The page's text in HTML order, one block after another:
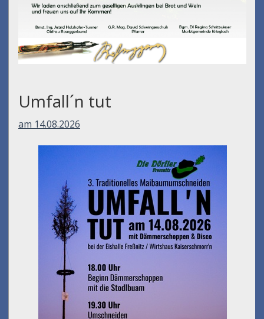
Umfall´n tut
am 14.08.2026